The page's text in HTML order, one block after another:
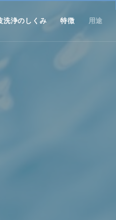
洗浄のしくみ 特徴 用途